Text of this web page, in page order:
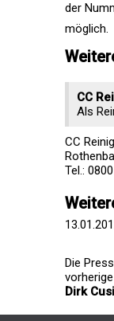
der
möglich.
CC
Als
CC
Tel.:
Die
Dirk